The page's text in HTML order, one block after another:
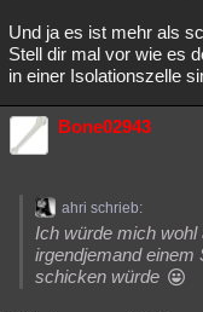
Und ja es ist mehr als
Stell dir mal vor wie es
in einer Isolationszelle
Bone02943
ahri schrieb:
Ich würde mich
irgendjemand einem
schicken würde